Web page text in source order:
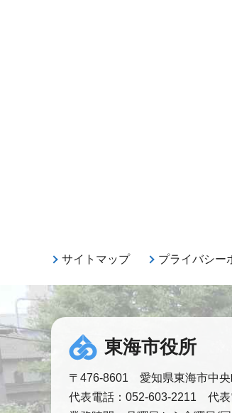
サイトマップ プライバシー
東海市役所
〒476-8601 愛知県東海市中央
代表電話：052-603-2211 代表